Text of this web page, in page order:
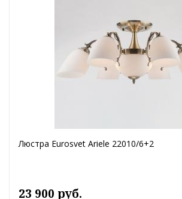
Люстра Eurosvet Ariele 22010/6+2
23 900 руб.